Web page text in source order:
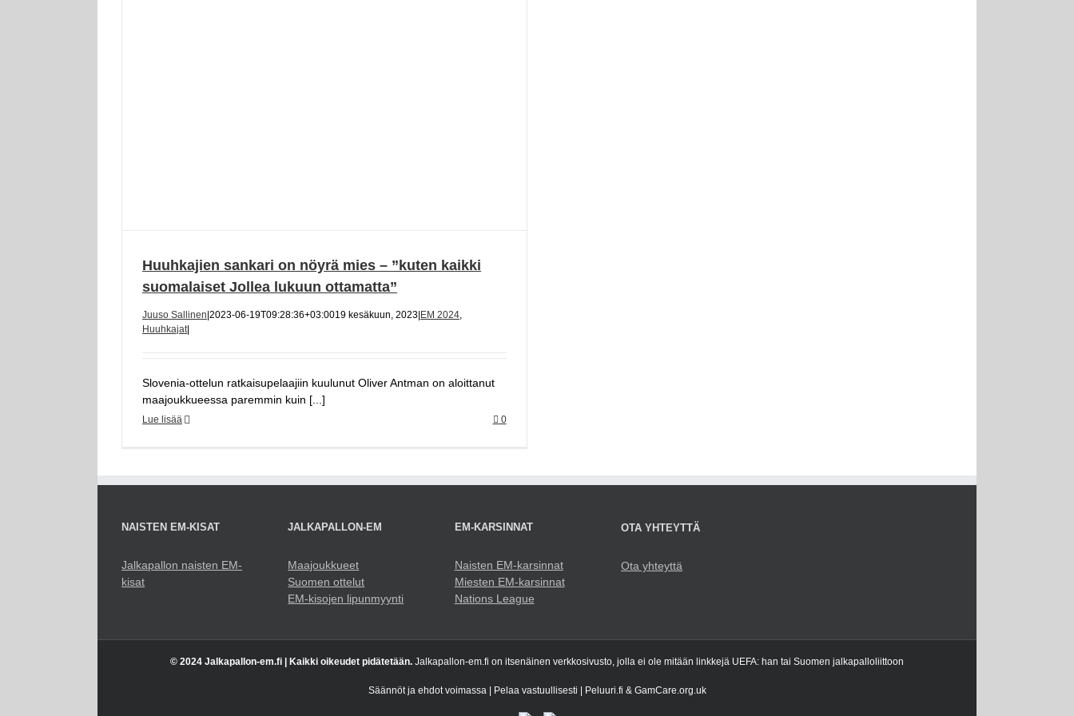
Huuhkajien sankari on nöyrä mies – ”kuten kaikki
suomalaiset Jollea lukuun ottamatta”
Juuso Sallinen 2023-06-19T09:28:36+03:0019 kesäkuun, 2023 EM 2024,
Huuhkajat|
Slovenia-ottelun ratkaisupelaajiin kuulunut Oliver Antman on aloittanut
maajoukkueessa paremmin kuin [...]
Lue lisää 0
NAISTEN EM-KISAT
Jalkapallon naisten EM-
kisat
JALKAPALLON-EM
Maajoukkueet
Suomen ottelut
EM-kisojen lipunmyynti
EM-KARSINNAT
Naisten EM-karsinnat
Miesten EM-karsinnat
Nations League
OTA YHTEYTTÄ
Ota yhteyttä
© 2024 Jalkapallon-em.fi | Kaikki oikeudet pidätetään. Jalkapallon-em.fi on itsenäinen verkkosivusto, jolla ei ole mitään linkkejä UEFA: han tai Suomen jalkapalloliittoon
Säännöt ja ehdot voimassa | Pelaa vastuullisesti | Peluuri.fi & GamCare.org.uk